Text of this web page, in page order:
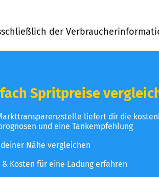
der
Spritpreise
liefert dir die
und eine Tankempfehlung
Nähe vergleichen
Kosten für eine Ladung erfahren